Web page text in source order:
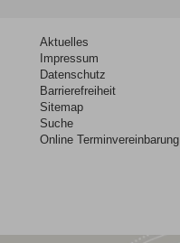
Aktuelles
Impressum
Datenschutz
Barrierefreiheit
Sitemap
Suche
Online Terminvereinbarung